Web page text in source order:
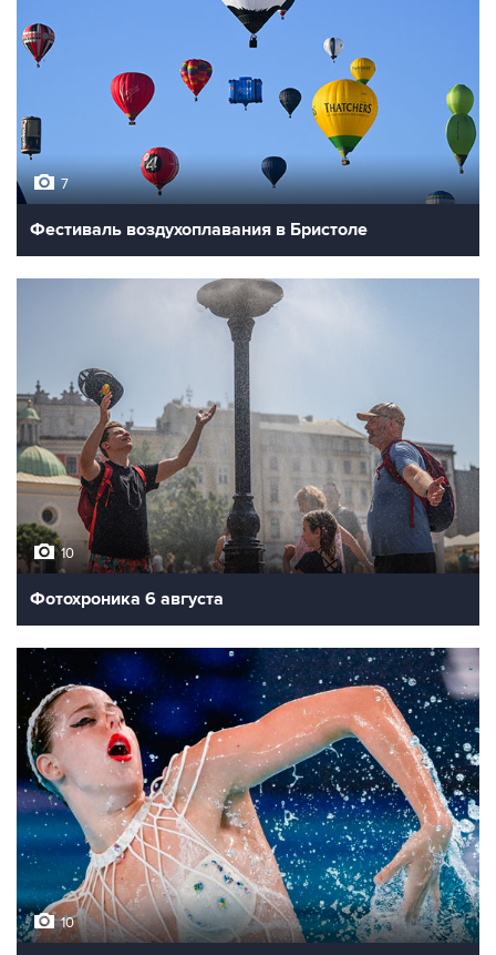
7
Фестиваль воздухоплавания в Бристоле
10
Фотохроника 6 августа
10